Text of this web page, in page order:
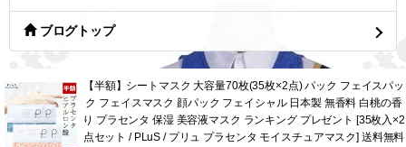
ブログトップ
【半額】シートマスク 大容量70枚(35枚×2点) パック フェイスパッ
ク フェイスマスク 顔パック フェイシャル 日本製 無香料 白桃の香
り プラセンタ 保湿 美容液マスク ランキング プレゼント [35枚入×2
点セット / PLuS / プリュ プラセンタ モイスチュアマスク] 送料無料